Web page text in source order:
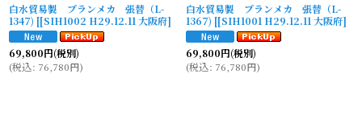
白水貿易製 プランメカ 張替（L-
1347) [[SIH1002 H29.12.11 大阪府]
69,800円(税別)
(税込: 76,780円)
白水貿易製 プランメカ 張替（L-
1367) [[SIH1001 H29.12.11 大阪府]
69,800円(税別)
(税込: 76,780円)